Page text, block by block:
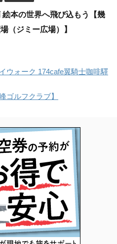
絵本の世界へ飛び込もう【幾
（ジミー広場）】
ウォーク 174cafe翼騎士咖啡驛
ゴルフクラブ】